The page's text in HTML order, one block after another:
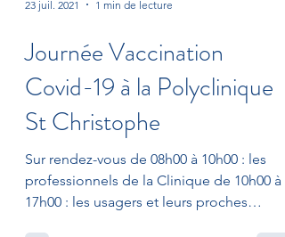
23 juil. 2021 1 min de lecture
Journée Vaccination
Covid-19 à la Polyclinique
St Christophe
Sur rendez-vous de 08h00 à 10h00 : les